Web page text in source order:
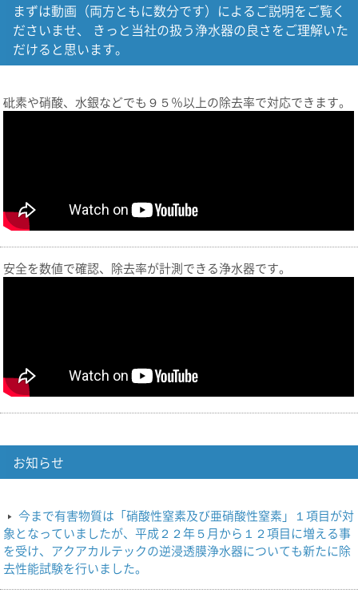
まずは動画（両方ともに数分です）によるご説明をご覧く
ださいませ、 きっと当社の扱う浄水器の良さをご理解いた
だけると思います。
砒素や硝酸、水銀などでも９５％以上の除去率で対応できます。
安全を数値で確認、除去率が計測できる浄水器です。
お知らせ
今まで有害物質は「硝酸性窒素及び亜硝酸性窒素」１項目が対
象となっていましたが、平成２２年５月から１２項目に増える事
を受け、アクアカルテックの逆浸透膜浄水器についても新たに除
去性能試験を行いました。